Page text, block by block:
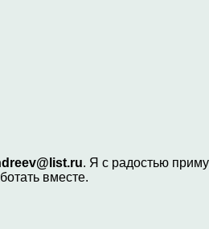
. Я с радостью
вместе.